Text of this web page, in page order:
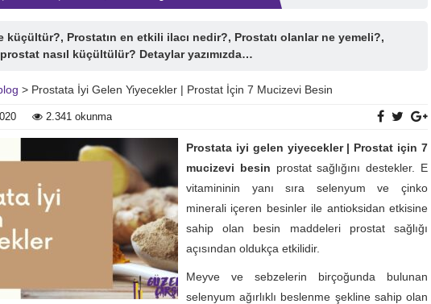
küçültür?, Prostatın en etkili ilacı nedir?, Prostatı olanlar ne yemeli?,
nasıl küçültülür? Detaylar yazımızda…
> Prostata İyi Gelen Yiyecekler | Prostat İçin 7 Mucizevi Besin
2.341 okunma
Prostata iyi gelen yiyecekler | Prostat için 7
mucizevi besin prostat sağlığını destekler. E
vitamininin yanı sıra selenyum ve çinko
minerali içeren besinler ile antioksidan etkisine
sahip olan besin maddeleri prostat sağlığı
açısından oldukça etkilidir.
Meyve ve sebzelerin birçoğunda bulunan
selenyum ağırlıklı beslenme şekline sahip olan